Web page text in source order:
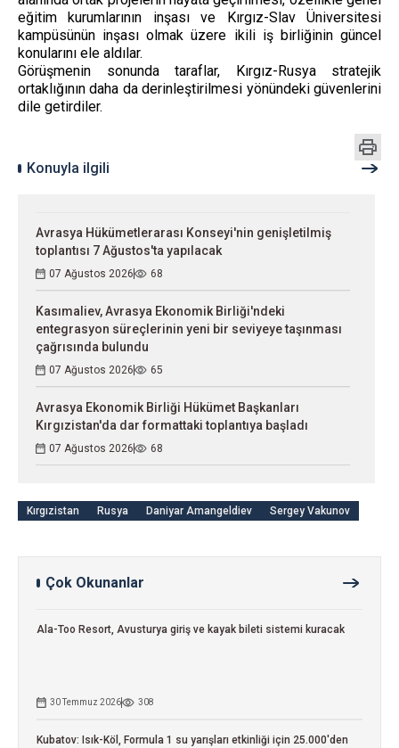
eğitim kurumlarının inşası ve Kırgız-Slav Üniversitesi
kampüsünün inşası olmak üzere ikili iş birliğinin güncel
konularını ele aldılar.
Görüşmenin sonunda taraflar, Kırgız-Rusya stratejik
ortaklığının daha da derinleştirilmesi yönündeki güvenlerini
dile getirdiler.
Konuyla ilgili
Avrasya Hükümetlerarası Konseyi'nin genişletilmiş
toplantısı 7 Ağustos'ta yapılacak
07 Ağustos 2026 68
Kasımaliev, Avrasya Ekonomik Birliği'ndeki
entegrasyon süreçlerinin yeni bir seviyeye taşınması
çağrısında bulundu
07 Ağustos 2026 65
Avrasya Ekonomik Birliği Hükümet Başkanları
Kırgızistan'da dar formattaki toplantıya başladı
07 Ağustos 2026 68
Kırgızistan Rusya Daniyar Amangeldiev Sergey Vakunov
Çok Okunanlar
Ala-Too Resort, Avusturya giriş ve kayak bileti sistemi kuracak
30 Temmuz 2026 308
Kubatov: Isık-Köl, Formula 1 su yarışları etkinliği için 25.000'den